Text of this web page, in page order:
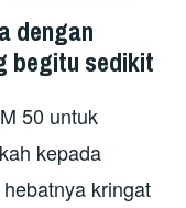
dengan
begitu sedikit
50 untuk
kepada
kringat